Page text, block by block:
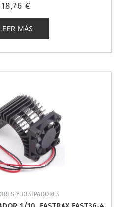
con
18,76 €
MÁS
Y DISIPADORES